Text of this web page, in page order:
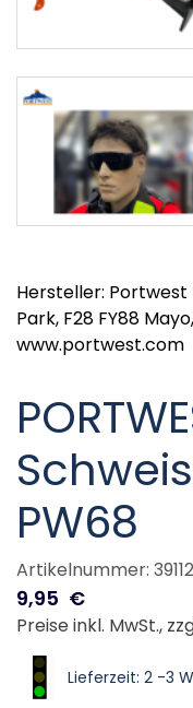
Hersteller: Portwest
Park, F28 FY88
www.portwest.com
PW68
Artikelnummer:
9,95 €
Preise inkl. MwSt.,
Lieferzeit: 2 -3